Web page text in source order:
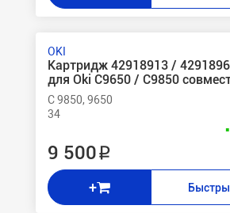
OKI
Картридж 42918913 /
для Oki C9650 / C9850
C 9850, 9650
34
9 500 ₽
+